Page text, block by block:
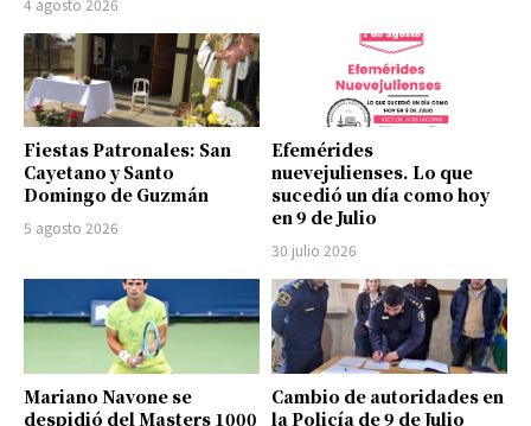
Fiestas Patronales: San
Cayetano y Santo
Domingo de Guzmán
5 agosto 2026
Efemérides
nuevejulienses. Lo que
sucedió un día como hoy
en 9 de Julio
30 julio 2026
Mariano Navone se
despidió del Masters 1000
Cambio de autoridades en
la Policía de 9 de Julio